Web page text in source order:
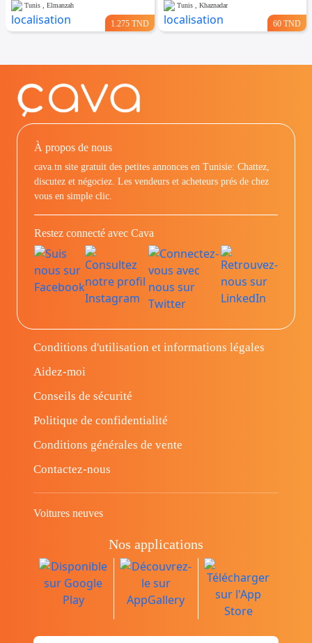
Tunis , Elmanzah
1.275 TND
Tunis , Khaznadar
60 TND
À propos de nous
cava.tn site gratuit des petites annonces en Tunisie: Chattez,
discutez et négociez. Les vendeurs et acheteurs prés de chez
vous en simple clic.
Restez connecté avec Cava
Conditions d'utilisation et informations légales
Aidez-moi
Conseils de sécurité
Politique de confidentialité
Conditions générales de vente
Contactez-nous
Voitures neuves
Nos applications